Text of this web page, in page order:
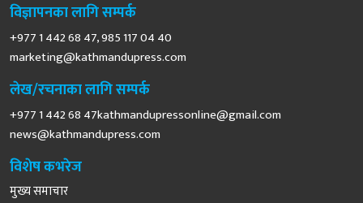
विज्ञापनका लागि सम्पर्क
+977 1 442 68 47, 985 117 04 40
marketing@kathmandupress.com
लेख/रचनाका लागि सम्पर्क
+977 1 442 68 47kathmandupressonline@gmail.com
news@kathmandupress.com
विशेष कभरेज
मुख्य समाचार